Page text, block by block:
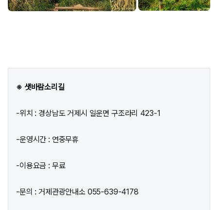
※ 샛바람소리길
-위치 : 경상남도 거제시 일운면 구조라리 423-1
-운영시간 : 연중무휴
-이용요금 : 무료
-문의 : 거제관광안내소 055-639-4178